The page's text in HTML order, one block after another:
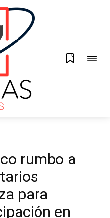
0
rumbo a
para
en